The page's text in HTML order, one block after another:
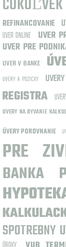
ČOKOĽVEK
REFINANCOVANIE
UVER ONLINE UVER
UVER PRE
UVER V BANKE
UVERY A POZICKY
REGISTRA
UVERY NA BYVANIE
ÚVERY POROVNANIE
PRE
BANKA
SPOTREBNY